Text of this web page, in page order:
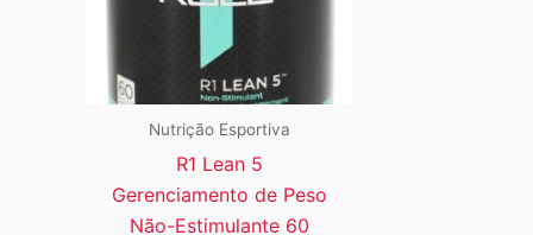
Nutrição Esportiva
R1 Lean 5
Gerenciamento de Peso
Não-Estimulante 60